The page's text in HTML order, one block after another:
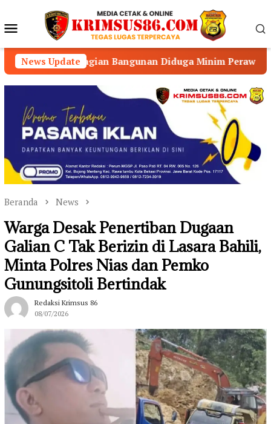
konten Menu
Mobile
News Update
Bangunan Diduga Minim Perawatan BUKAN
Beranda News
Warga Desak Penertiban Dugaan
Galian C Tak Berizin di Lasara Bahili,
Minta Polres Nias dan Pemko
Gunungsitoli Bertindak
Redaksi Krimsus 86
08/07/2026